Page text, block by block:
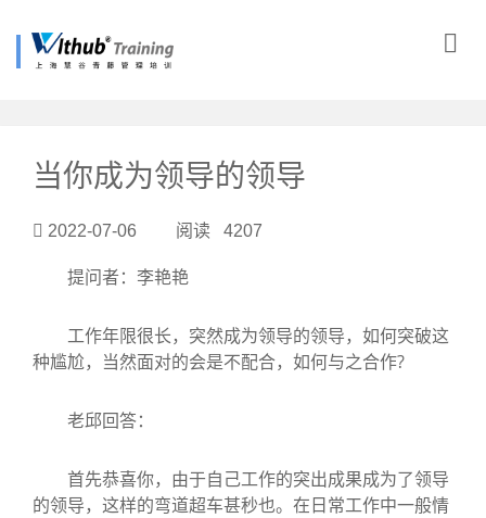
当你成为领导的领导
2022-07-06 阅读 4207
提问者：李艳艳
工作年限很长，突然成为领导的领导，如何突破这
种尴尬，当然面对的会是不配合，如何与之合作?
老邱回答：
首先恭喜你，由于自己工作的突出成果成为了领导
的领导，这样的弯道超车甚秒也。在日常工作中一般情